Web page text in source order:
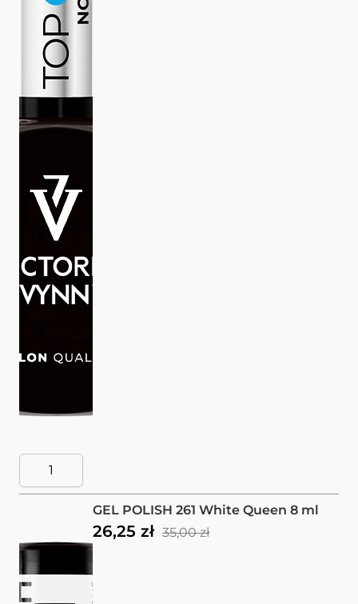
GEL POLISH 261 White Queen 8 ml
26,25 zł 35,00 zł